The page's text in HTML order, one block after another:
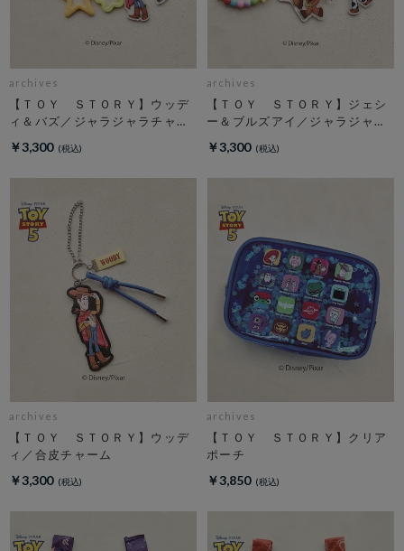
archives
【ＴＯＹ ＳＴＯＲＹ】ウッデ
ィ＆バズ／ジャラジャラチャー
￥3,300
archives
【ＴＯＹ ＳＴＯＲＹ】ジェシ
ー＆ブルズアイ／ジャラジャラ
￥3,300
archives
【ＴＯＹ ＳＴＯＲＹ】ウッデ
ィ／合皮チャーム
￥3,300
archives
【ＴＯＹ ＳＴＯＲＹ】クリア
ポーチ
￥3,850